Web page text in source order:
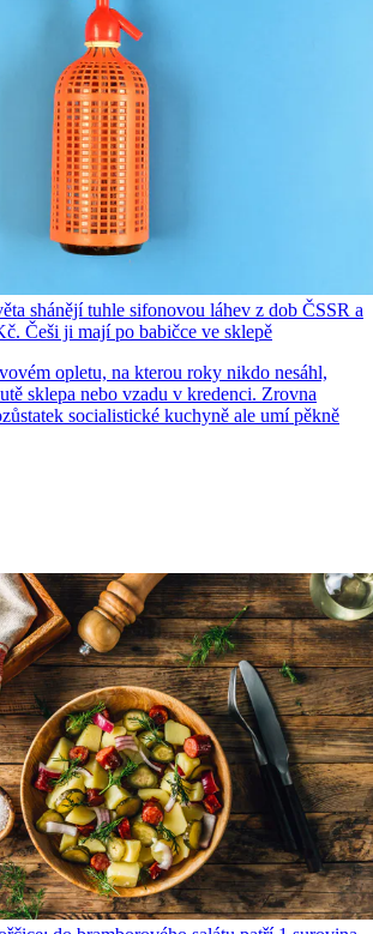
shánějí tuhle sifonovou láhev z dob ČSSR a
Češi ji mají po babičce ve sklepě
opletu, na kterou roky nikdo nesáhl,
sklepa nebo vzadu v kredenci. Zrovna
socialistické kuchyně ale umí pěkně